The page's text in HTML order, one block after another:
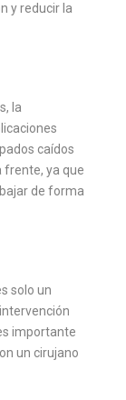
y reducir la
la
caídos
frente, ya que
de forma
solo un
importante
un cirujano